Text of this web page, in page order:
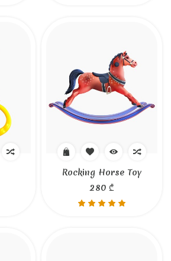
Rocking Horse Toy
280 ₾